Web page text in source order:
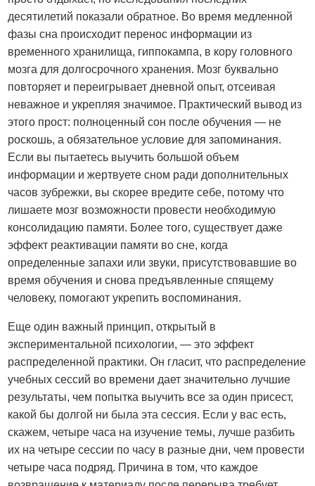
десятилетий показали обратное. Во время медленной
фазы сна происходит перенос информации из
временного хранилища, гиппокампа, в кору головного
мозга для долгосрочного хранения. Мозг буквально
повторяет и переигрывает дневной опыт, отсеивая
неважное и укрепляя значимое. Практический вывод из
этого прост: полноценный сон после обучения — не
роскошь, а обязательное условие для запоминания.
Если вы пытаетесь выучить большой объем
информации и жертвуете сном ради дополнительных
часов зубрежки, вы скорее вредите себе, потому что
лишаете мозг возможности провести необходимую
консолидацию памяти. Более того, существует даже
эффект реактивации памяти во сне, когда
определенные запахи или звуки, присутствовавшие во
время обучения и снова предъявленные спящему
человеку, помогают укрепить воспоминания.
Еще один важный принцип, открытый в
экспериментальной психологии, — это эффект
распределенной практики. Он гласит, что распределение
учебных сессий во времени дает значительно лучшие
результаты, чем попытка выучить все за один присест,
какой бы долгой ни была эта сессия. Если у вас есть,
скажем, четыре часа на изучение темы, лучше разбить
их на четыре сессии по часу в разные дни, чем провести
четыре часа подряд. Причина в том, что каждое